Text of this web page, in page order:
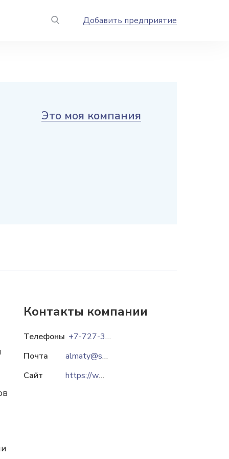
Добавить предприятие
Это моя компания
Контакты компании
Телефоны
+7-727-364-62-29
Почта
almaty@standartpark.ru
Сайт
https://www.standartpark.kz